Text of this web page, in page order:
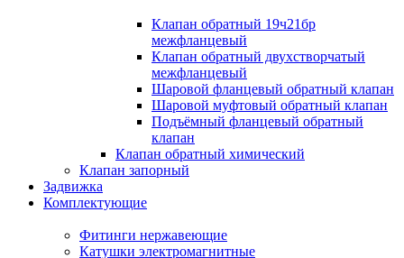
Клапан обратный 19ч21бр
межфланцевый
Клапан обратный двухстворчатый
межфланцевый
Шаровой фланцевый обратный клапан
Шаровой муфтовый обратный клапан
Подъёмный фланцевый обратный
клапан
Клапан обратный химический
Клапан запорный
Задвижка
Комплектующие
Фитинги нержавеющие
Катушки электромагнитные